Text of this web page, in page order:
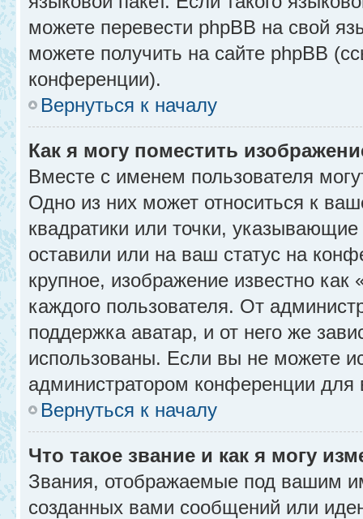
можете перевести phpBB на свой
можете получить на сайте phpBB
конференции).
Вернуться к началу
Как я могу поместить
Вместе с именем пользователя
Одно из них может относиться к
квадратики или точки,
оставили или на ваш статус на
крупное, изображение известно
каждого пользователя. От
поддержка аватар, и от него же
использованы. Если вы не можете
администратором конференции для
Вернуться к началу
Что такое звание и как я могу
Звания, отображаемые под вашим
созданных вами сообщений или